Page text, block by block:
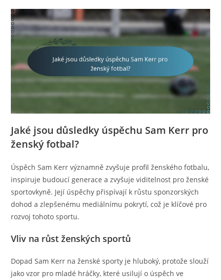
Jaké jsou důsledky úspěchu Sam Kerr pro
ženský fotbal?
Úspěch Sam Kerr významně zvyšuje profil ženského fotbalu,
inspiruje budoucí generace a zvyšuje viditelnost pro ženské
sportovkyně. Její úspěchy přispívají k růstu sponzorských
dohod a zlepšenému mediálnímu pokrytí, což je klíčové pro
rozvoj tohoto sportu.
Vliv na růst ženských sportů
Dopad Sam Kerr na ženské sporty je hluboký, protože slouží
jako vzor pro mladé hráčky, které usilují o úspěch ve